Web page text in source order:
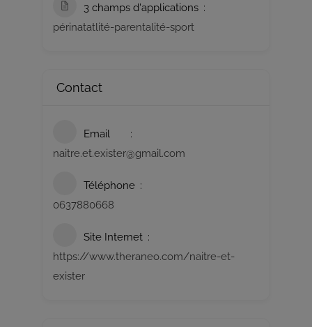
3 champs d'applications
périnatatlité-parentalité-sport
Contact
Email
naitre.et.exister@gmail.com
Téléphone
0637880668
Site Internet
https://www.theraneo.com/naitre-et-
exister